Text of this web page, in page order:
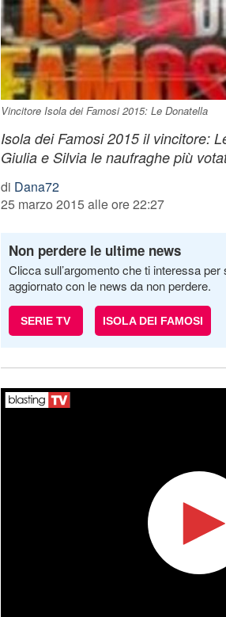
Vincitore Isola dei Famosi 2015: Le Donatella
Isola dei Famosi 2015 il vincitore:
Giulia e Silvia le naufraghe più
di Dana72
25 marzo 2015 alle ore 22:27
Non perdere le ultime news
Clicca sull’argomento che ti interessa
aggiornato con le news da non perdere.
SERIE TV ISOLA DEI FAMOSI